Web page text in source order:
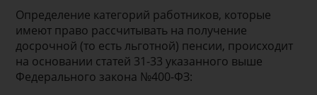
Определение категорий работников, которые
имеют право рассчитывать на получение
досрочной (то есть льготной) пенсии, происходит
на основании статей 31-33 указанного выше
Федерального закона №400-ФЗ: